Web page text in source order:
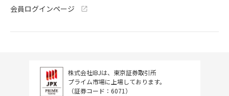
会員ログインページ
株式会社IBJは、東京証券取引所
プライム市場に上場しております。
（証券コード：6071）